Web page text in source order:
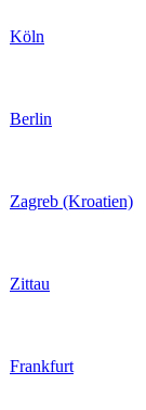
Köln
Berlin
Zagreb (Kroatien)
Zittau
Frankfurt